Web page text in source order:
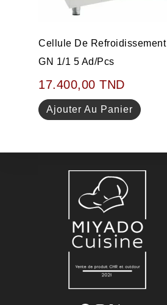
Cellule De Refroidissement
GN 1/1 5 Ad/pcs
17.400,00TND
Ajouter Au Panier